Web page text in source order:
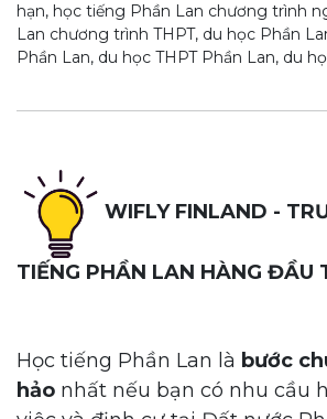
hạn, học tiếng Phần Lan chương trình
Lan chương trình THPT, du học Phần
Phần Lan, du học THPT Phần Lan, du
WIFLY FINLAND -
TIẾNG PHẦN LAN HÀNG ĐẦU
Học tiếng Phần Lan là bước
hảo nhất nếu bạn có nhu cầu